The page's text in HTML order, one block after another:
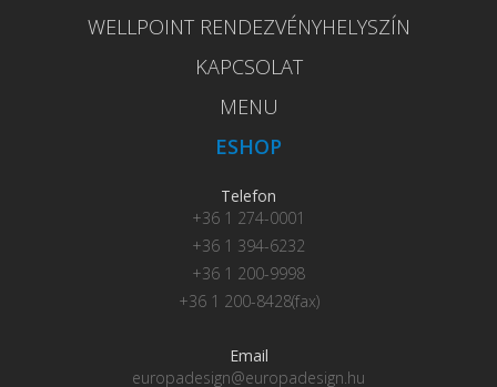
WELLPOINT RENDEZVÉNYHELYSZÍN
KAPCSOLAT
MENU
ESHOP
Telefon
+36 1 274-0001
+36 1 394-6232
+36 1 200-9998
+36 1 200-8428(fax)
Email
europadesign@europadesign.hu